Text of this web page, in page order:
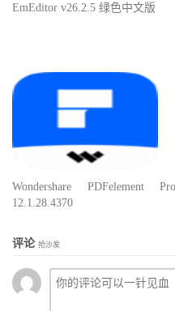
EmEditor v26.2.5 绿色中文版
Wondershare PDFelement Pro
12.1.28.4370
评论 抢沙发